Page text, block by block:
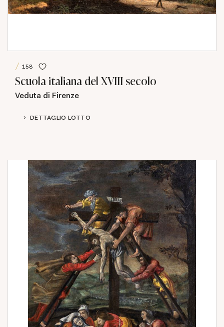
158
Scuola italiana del XVIII secolo
Veduta di Firenze
DETTAGLIO LOTTO